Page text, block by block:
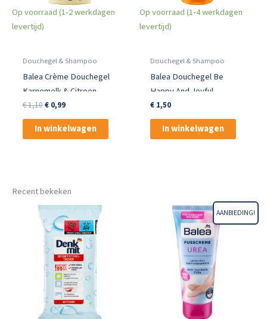
Op voorraad (1-2 werkdagen
levertijd)
Douchegel & Shampoo
Balea Crème Douchegel
Karnemelk & Citroen,
300ml
€1,10Oorspronkelijke
was:
€0,99Huidige
is:
€ 0,99.
In winkelwagen
Op voorraad (1-4 werkdagen
levertijd)
Douchegel & Shampoo
Balea Douchegel Be
Happy And Joyful
€1,50
In winkelwagen
Recent bekeken
AANBIEDING!